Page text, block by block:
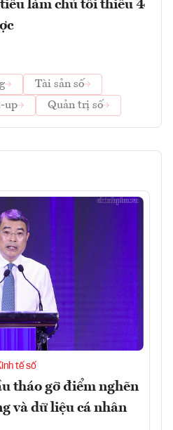
làm chủ tối thiểu 4
Tài sản số
up Quản trị số
tế số
tháo gỡ điểm nghẽn
và dữ liệu cá nhân